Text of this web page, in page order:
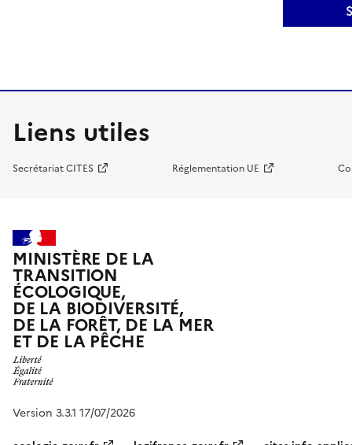
Liens utiles
Secrétariat CITES Réglementation UE
MINISTÈRE DE LA
TRANSITION
ÉCOLOGIQUE,
DE LA BIODIVERSITÉ,
DE LA FORÊT, DE LA MER
ET DE LA PÊCHE
Version 3.3.1 17/07/2026